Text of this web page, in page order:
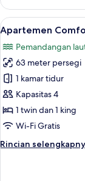
Apartemen
Keluarga,
2
kamar
tidur
Lihat
semua
foto
untuk
Apartemen
Comfort,
1
kamar
pemandangan
8
Apartemen
Pemandangan
63 meter persegi
1 kamar tidur
Kapasitas 4
1 twin dan 1 king
Wi-Fi Gratis
Rincian
Rincian